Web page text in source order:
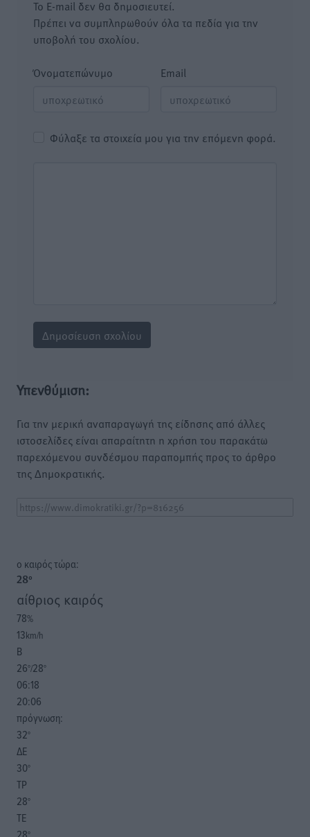
Το E-mail δεν θα δημοσιευτεί.
Πρέπει να συμπληρωθούν όλα τα πεδία για την
υποβολή του σχολίου.
Όνοματεπώνυμο Email
Φύλαξε τα στοιχεία μου για την επόμενη φορά.
Υπενθύμιση:
Για την μερική αναπαραγωγή της είδησης από άλλες
ιστοσελίδες είναι απαραίτητη η χρήση του παρακάτω
παρεχόμενου συνδέσμου παραπομπής προς το άρθρο
της Δημοκρατικής.
o καιρός τώρα:
28°
αίθριος καιρός
78%
13km/h
Β
26°/28°
06:18
20:06
πρόγνωση:
32°
ΔΕ
30°
ΤΡ
28°
ΤΕ